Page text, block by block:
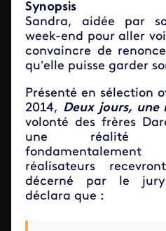
Synopsis
Sandra, aidée par
week-end pour aller
convaincre de
qu’elle puisse garder
Présenté en sélection
2014, Deux jours, une
volonté des frères
une réalité
réalisateurs
décerné par le
déclara que :